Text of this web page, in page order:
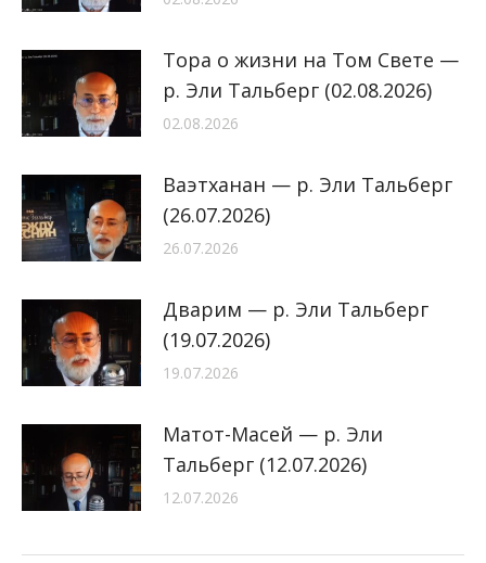
Тора о жизни на Том Свете —
р. Эли Тальберг (02.08.2026)
02.08.2026
Ваэтханан — р. Эли Тальберг
(26.07.2026)
26.07.2026
Дварим — р. Эли Тальберг
(19.07.2026)
19.07.2026
Матот-Масей — р. Эли
Тальберг (12.07.2026)
12.07.2026